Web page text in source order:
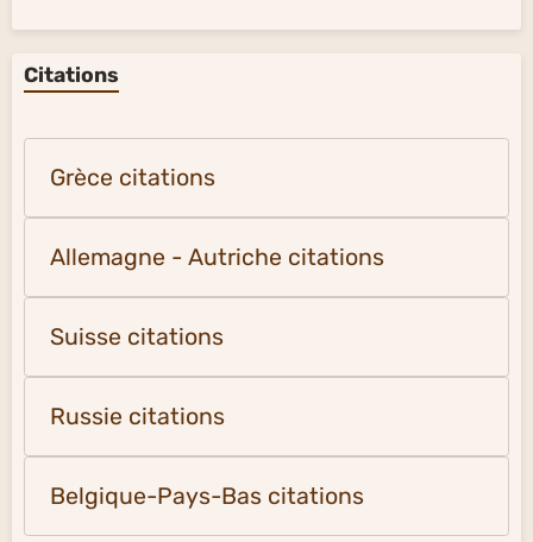
Citations
Grèce citations
Allemagne - Autriche citations
Suisse citations
Russie citations
Belgique-Pays-Bas citations